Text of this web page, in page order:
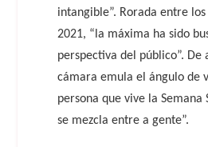
intangible”. Rorada entre los
2021, “la máxima ha sido
perspectiva del público”. De
cámara emula el ángulo de
persona que vive la Semana
se mezcla entre a gente”.